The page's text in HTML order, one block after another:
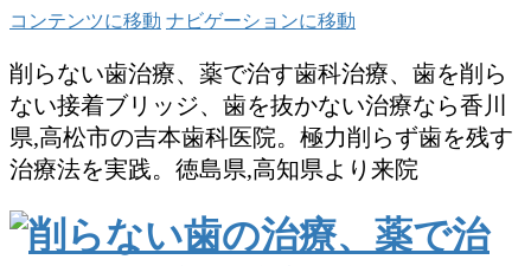
コンテンツに移動 ナビゲーションに移動
削らない歯治療、薬で治す歯科治療、歯を削ら
ない接着ブリッジ、歯を抜かない治療なら香川
県,高松市の吉本歯科医院。極力削らず歯を残す
治療法を実践。徳島県,高知県より来院